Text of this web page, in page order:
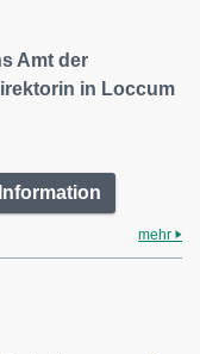
Amt der
in Loccum
mehr